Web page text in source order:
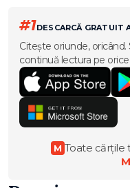
#1DESCARCĂ GRATUIT
Citește oriunde,
continuă lectura pe
M Toate cărțile